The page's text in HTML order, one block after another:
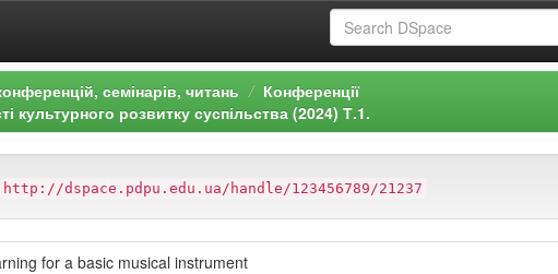
семінарів, читань
Конференції
культурного розвитку суспільства (2024) Т.1.
http://dspace.pdpu.edu.ua/handle/123456789/21237
for a basic musical instrument